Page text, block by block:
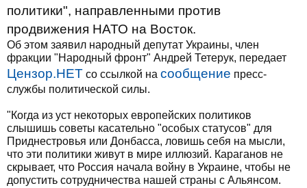
политики", направленными против
продвижения НАТО на Восток.
Об этом заявил народный депутат Украины, член
фракции "Народный фронт" Андрей Тетерук, передает
Цензор.НЕТ со ссылкой на сообщение пресс-
службы политической силы.
"Когда из уст некоторых европейских политиков
слышишь советы касательно "особых статусов" для
Приднестровья или Донбасса, ловишь себя на мысли,
что эти политики живут в мире иллюзий. Караганов не
скрывает, что Россия начала войну в Украине, чтобы не
допустить сотрудничества нашей страны с Альянсом.